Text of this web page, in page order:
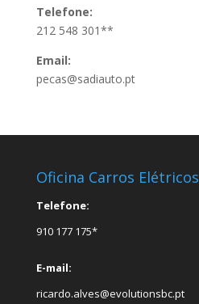
Telefone:
212 548 301**
Email:
pecas@sadiauto.pt
Oficina Carros Elétricos
Telefone:
910 177 175*
E-mail:
ricardo.alves@evolutionsbc.pt